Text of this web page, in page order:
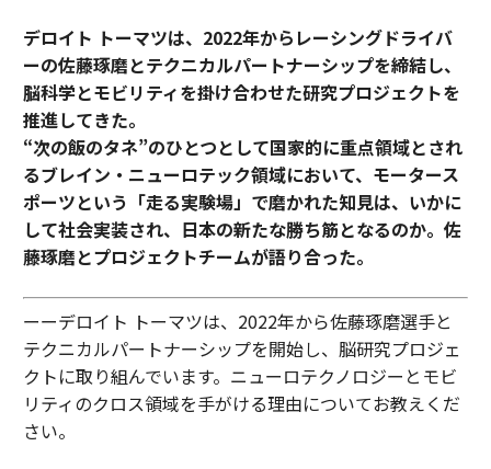
デロイト トーマツは、2022年からレーシングドライバ
ーの佐藤琢磨とテクニカルパートナーシップを締結し、
脳科学とモビリティを掛け合わせた研究プロジェクトを
推進してきた。
“次の飯のタネ”のひとつとして国家的に重点領域とされ
るブレイン・ニューロテック領域において、モータース
ポーツという「走る実験場」で磨かれた知見は、いかに
して社会実装され、日本の新たな勝ち筋となるのか。佐
藤琢磨とプロジェクトチームが語り合った。
ーーデロイト トーマツは、2022年から佐藤琢磨選手と
テクニカルパートナーシップを開始し、脳研究プロジェ
クトに取り組んでいます。ニューロテクノロジーとモビ
リティのクロス領域を手がける理由についてお教えくだ
さい。